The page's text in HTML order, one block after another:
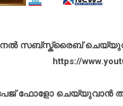
സബ്സ്ക്രൈബ് ചെയ്യുവാൻ
https://
ഫോളോ ചെയ്യുവാൻ